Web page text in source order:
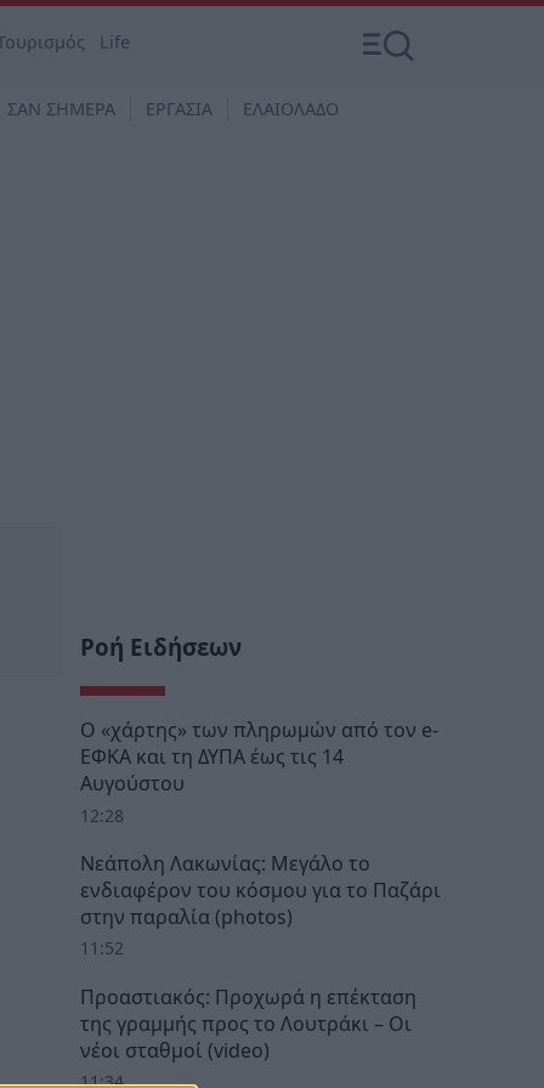
Life
ΣΑΝ ΣΗΜΕΡΑ ΕΡΓΑΣΙΑ ΕΛΑΙΟΛΑΔΟ
Ροή Ειδήσεων
Ο «χάρτης» των πληρωμών από τον e-
ΕΦΚΑ και τη ΔΥΠΑ έως τις 14
Αυγούστου
12:28
Νεάπολη Λακωνίας: Μεγάλο το
ενδιαφέρον του κόσμου για το Παζάρι
στην παραλία (photos)
11:52
Προαστιακός: Προχωρά η επέκταση
της γραμμής προς το Λουτράκι – Οι
νέοι σταθμοί (video)
11:34